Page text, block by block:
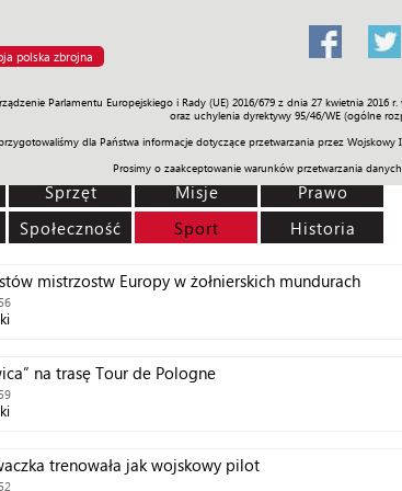
polska zbrojna
Parlamentu Europejskiego i Rady (UE) 2016/679 z dnia 27 kwietnia
oraz uchylenia dyrektywy 95/46/WE (ogólne
dla Państwa informacje dotyczące przetwarzania przez
Prosimy o zaakceptowanie warunków przetwarzania
Polityka Prawo Świat Społeczność Sport
Sprzęt Misje
Prawo
Społeczność Sport Historia
mistrzostw Europy w żołnierskich mundurach
na trasę Tour de Pologne
trenowała jak wojskowy pilot